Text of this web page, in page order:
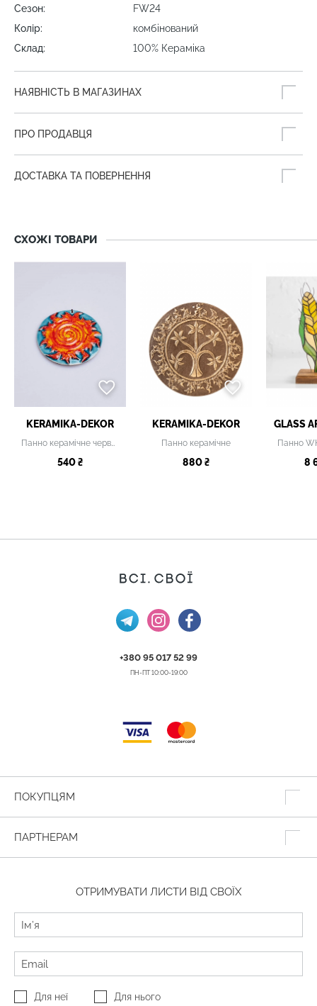
Сезон:
FW24
Колір:
комбінований
Склад:
100% Кераміка
НАЯВНІСТЬ В МАГАЗИНАХ
ПРО ПРОДАВЦЯ
ДОСТАВКА ТА ПОВЕРНЕННЯ
СХОЖІ ТОВАРИ
KERAMIKA-DEKOR
Панно керамічне червоно-блакитне
540 ₴
KERAMIKA-DEKOR
Панно керамічне
880 ₴
GLASS
Панно
8
+380 95 017 52 99
ПН-ПТ 10:00-19:00
ПОКУПЦЯМ
ПАРТНЕРАМ
ОТРИМУВАТИ ЛИСТИ ВІД СВОЇХ
Для неї Для нього